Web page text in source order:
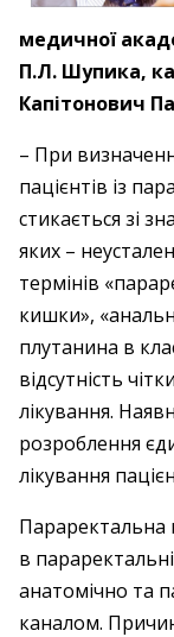
медичної
П.Л. Шупика,
Капітонович
– При
пацієнтів із
стикається зі
яких –
термінів
кишки»,
плутанина в
відсутність
лікування.
розроблення
лікування
в
анатомічно та
каналом.